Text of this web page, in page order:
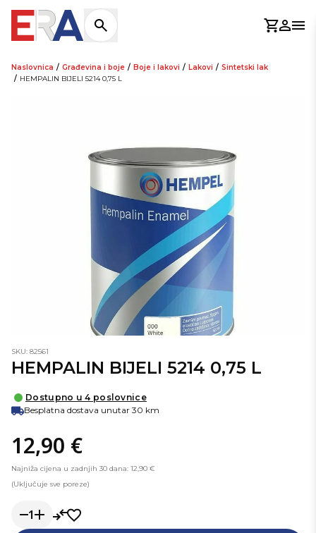
Košarica
Naslovnica / Građevina i boje / Boje i lakovi / Lakovi / Sintetski lak
/ HEMPALIN BIJELI 5214 0,75 L
SKU: 82561
HEMPALIN BIJELI 5214 0,75 L
Dostupno u 4 poslovnice
Besplatna dostava unutar 30 km
12,90 €
Najniža cijena u zadnjih 30 dana: 12,90 €
(Uključuje sve poreze)
1